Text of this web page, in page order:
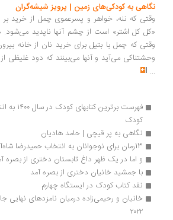
نگاهی به کودکی‌های زمین | پرویز شیشه‌گران
وقتی که ننه، خواهر و پسرعموی چمل از خرید بر
«کل کل اشتر» است از چشم آنها ناپدید می‌شود.
وقتی که چمل با بتیل برای خرید نان از خانه
وحشتناکی می‌آید و آنها می‌بینند که دود غلیظی
...
کودک
نگاهی به پر قیچی | حامد هادیان
13رمان برای نوجوانان به انتخاب حمید‌رضا شاه‌آبادی
و اما در یک ظهر داغ تابستان دختری از بصره
با جمشید خانیان دختری از بصره آمد
نقد کتاب کودک در ایستگاه چهارم
۲۰۲۲